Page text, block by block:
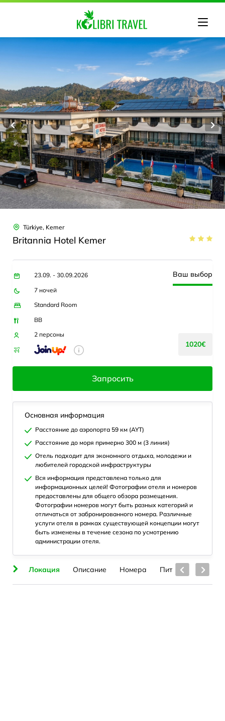
Türkiye, Kemer
Britannia Hotel Kemer
23.09. - 30.09.2026
7 ночей
Standard Room
BB
2 персоны
Ваш выбор
1020€
Запросить
Основная информация
Расстояние до аэропорта 59 км (AYT)
Расстояние до моря примерно 300 м (3 линия)
Отель подходит для экономного отдыха, молодежи и
любителей городской инфраструктуры
Вся информация представлена только для
информационных целей! Фотографии отеля и номеров
предоставлены для общего обзора размещения.
Фотографии номеров могут быть разных категорий и
отличаться от забронированного номера. Различные
услуги отеля в рамках существующей концепции могут
быть изменены в течение сезона по усмотрению
администрации отеля.
Локация Описание Номера Питание